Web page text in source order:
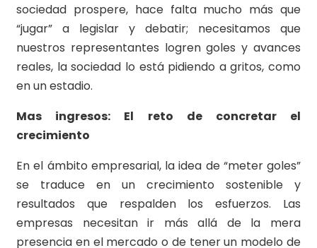
sociedad prospere, hace falta mucho más que
“jugar” a legislar y debatir; necesitamos que
nuestros representantes logren goles y avances
reales, la sociedad lo está pidiendo a gritos, como
en un estadio.
Mas ingresos: El reto de concretar el
crecimiento
En el ámbito empresarial, la idea de “meter goles”
se traduce en un crecimiento sostenible y
resultados que respalden los esfuerzos. Las
empresas necesitan ir más allá de la mera
presencia en el mercado o de tener un modelo de